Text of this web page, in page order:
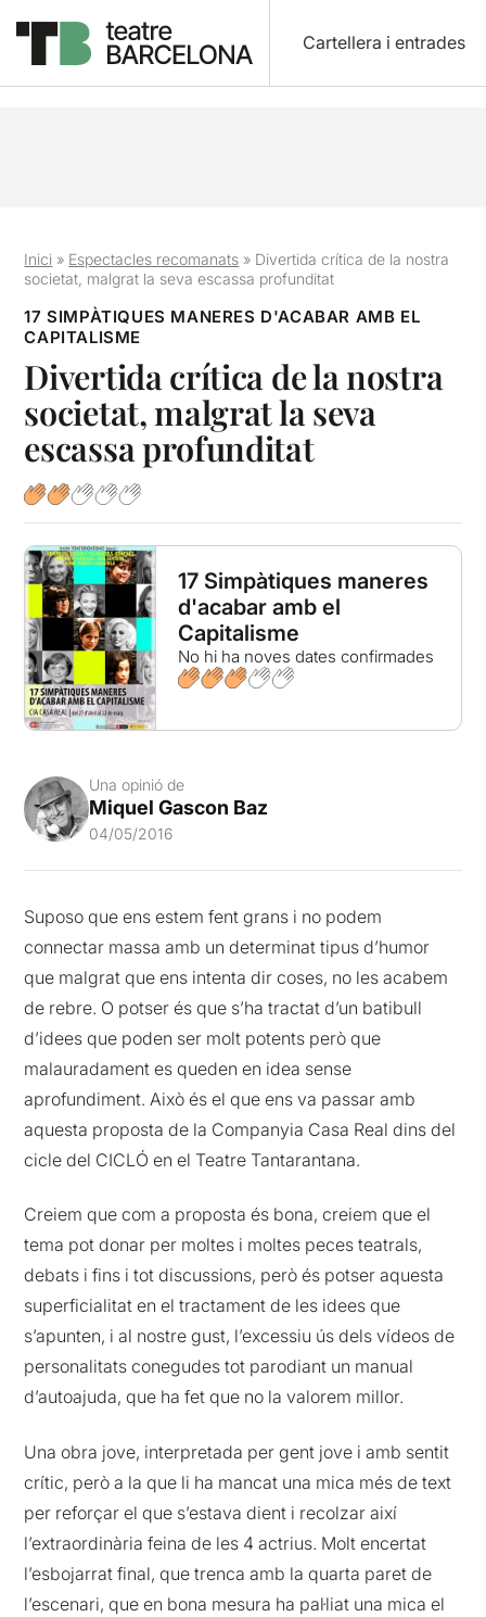
Cartellera i entrades
Inici » Espectacles recomanats » Divertida crítica de la nostra
societat, malgrat la seva escassa profunditat
17 SIMPÀTIQUES MANERES D'ACABAR AMB EL
CAPITALISME
Divertida crítica de la nostra
societat, malgrat la seva
escassa profunditat
17 Simpàtiques maneres
d'acabar amb el
Capitalisme
No hi ha noves dates confirmades
Una opinió de
Miquel Gascon Baz
04/05/2016
Suposo que ens estem fent grans i no podem
connectar massa amb un determinat tipus d’humor
que malgrat que ens intenta dir coses, no les acabem
de rebre. O potser és que s’ha tractat d’un batibull
d’idees que poden ser molt potents però que
malauradament es queden en idea sense
aprofundiment. Això és el que ens va passar amb
aquesta proposta de la Companyia Casa Real dins del
cicle del CICLÓ en el Teatre Tantarantana.
Creiem que com a proposta és bona, creiem que el
tema pot donar per moltes i moltes peces teatrals,
debats i fins i tot discussions, però és potser aquesta
superficialitat en el tractament de les idees que
s’apunten, i al nostre gust, l’excessiu ús dels vídeos de
personalitats conegudes tot parodiant un manual
d’autoajuda, que ha fet que no la valorem millor.
Una obra jove, interpretada per gent jove i amb sentit
crític, però a la que li ha mancat una mica més de text
per reforçar el que s’estava dient i recolzar així
l’extraordinària feina de les 4 actrius. Molt encertat
l’esbojarrat final, que trenca amb la quarta paret de
l’escenari, que en bona mesura ha pal·liat una mica el